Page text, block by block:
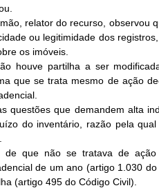
relator do recurso, observou
ou legitimidade dos
os imóveis.
houve partilha a ser
que se trata mesmo de ação
questões que demandem alta
do inventário, razão pela
de que não se tratava de
de um ano (artigo 1.030
(artigo 495 do Código Civil).